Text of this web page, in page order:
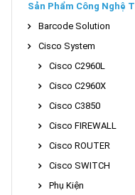
Sản Phẩm Công Nghệ
Barcode Solution
Cisco System
Cisco C2960L
Cisco C2960X
Cisco C3850
Cisco FIREWALL
Cisco ROUTER
Cisco SWITCH
Phụ Kiện